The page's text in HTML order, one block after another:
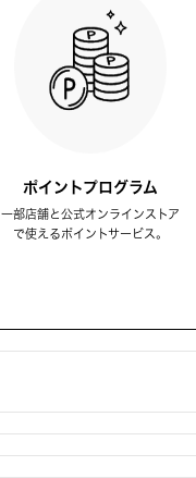
ポイントプログラム
一部店舗と公式オンラインストア
で使えるポイントサービス。